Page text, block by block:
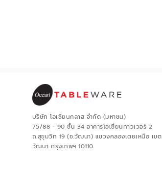
บริษัท โอเชียนกลาส จำกัด (มหาชน)
75/88 - 90 ชั้น 34 อาคารโอเชี่ยนทาวเวอร์ 2
ถ.สุขุมวิท 19 (ซ.วัฒนา) แขวงคลองเตยเหนือ เขต
วัฒนา กรุงเทพฯ 10110